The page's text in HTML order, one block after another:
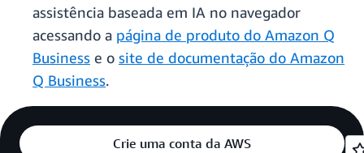
assistência baseada em IA no navegador
acessando a página de produto do Amazon Q
Business e o site de documentação do Amazon
Q Business.
Crie uma conta da AWS